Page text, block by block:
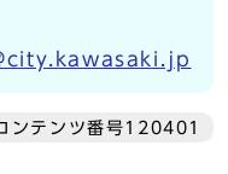
ンテンツ番号120401